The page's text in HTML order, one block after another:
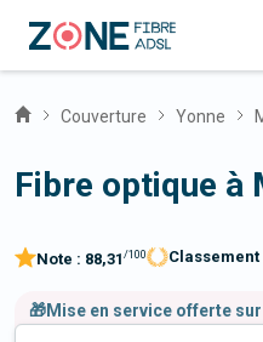
Couverture Yonne
Fibre optique à
Note : 88,31 /100 Classement
🎁Mise en service offerte